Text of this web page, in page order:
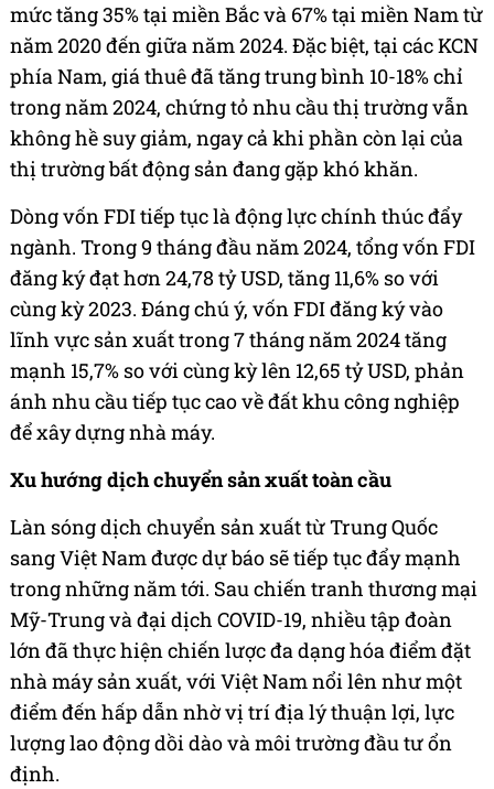
mức tăng 35% tại miền Bắc và 67% tại miền Nam từ
năm 2020 đến giữa năm 2024. Đặc biệt, tại các KCN
phía Nam, giá thuê đã tăng trung bình 10-18% chỉ
trong năm 2024, chứng tỏ nhu cầu thị trường vẫn
không hề suy giảm, ngay cả khi phần còn lại của
thị trường bất động sản đang gặp khó khăn.
Dòng vốn FDI tiếp tục là động lực chính thúc đẩy
ngành. Trong 9 tháng đầu năm 2024, tổng vốn FDI
đăng ký đạt hơn 24,78 tỷ USD, tăng 11,6% so với
cùng kỳ 2023. Đáng chú ý, vốn FDI đăng ký vào
lĩnh vực sản xuất trong 7 tháng năm 2024 tăng
mạnh 15,7% so với cùng kỳ lên 12,65 tỷ USD, phản
ánh nhu cầu tiếp tục cao về đất khu công nghiệp
để xây dựng nhà máy.
Xu hướng dịch chuyển sản xuất toàn cầu
Làn sóng dịch chuyển sản xuất từ Trung Quốc
sang Việt Nam được dự báo sẽ tiếp tục đẩy mạnh
trong những năm tới. Sau chiến tranh thương mại
Mỹ-Trung và đại dịch COVID-19, nhiều tập đoàn
lớn đã thực hiện chiến lược đa dạng hóa điểm đặt
nhà máy sản xuất, với Việt Nam nổi lên như một
điểm đến hấp dẫn nhờ vị trí địa lý thuận lợi, lực
lượng lao động dồi dào và môi trường đầu tư ổn
định.